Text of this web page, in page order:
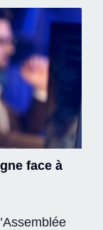
face à